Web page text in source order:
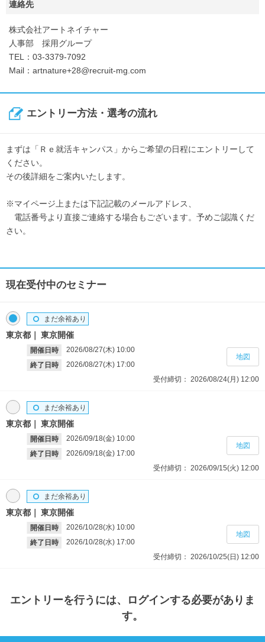
連絡先
株式会社アートネイチャー
人事部 採用グループ
TEL：03-3379-7092
Mail：artnature+28@recruit-mg.com
エントリー方法・選考の流れ
まずは「Ｒｅ就活キャンパス」からご希望の日程にエントリーして
ください。
その後詳細をご案内いたします。
※マイページ上または下記記載のメールアドレス、
電話番号より直接ご連絡する場合もございます。予めご認識くだ
さい。
現在受付中のセミナー
東京都 東京開催
開催日時 2026/08/27(木) 10:00
終了日時
2026/08/27(木) 17:00
まだ余裕あり
受付締切： 2026/08/24(月) 12:00
地図
東京都 東京開催
開催日時 2026/09/18(金) 10:00
終了日時
2026/09/18(金) 17:00
まだ余裕あり
受付締切： 2026/09/15(火) 12:00
地図
東京都 東京開催
開催日時 2026/10/28(水) 10:00
終了日時
2026/10/28(水) 17:00
まだ余裕あり
受付締切： 2026/10/25(日) 12:00
地図
エントリーを行うには、ログインする必要がありま
す。